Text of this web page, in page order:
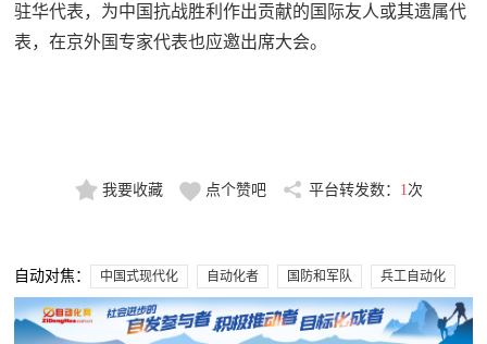
驻华代表，为中国抗战胜利作出贡献的国际友人或其遗属代
表，在京外国专家代表也应邀出席大会。
我要收藏 点个赞吧 平台转发数： 1 次
自动对焦： 中国式现代化 自动化者 国防和军队 兵工自动化